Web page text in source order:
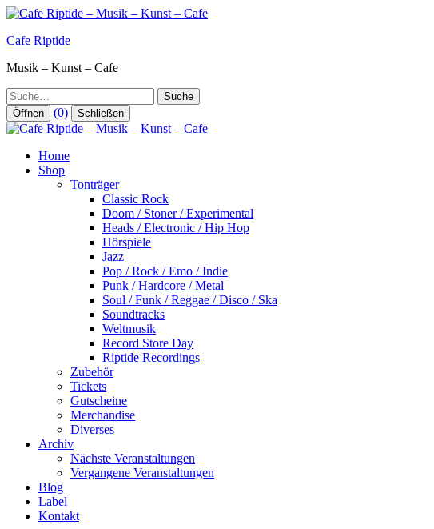
Zum
springen
Cafe Riptide
Musik – Kunst – Cafe
Suche
Öffnen (0) Schließen
Home
Shop
Tonträger
Classic Rock
Doom / Stoner / Experimental
Heads / Electronic / Hip Hop
Hörspiele
Jazz
Pop / Rock / Emo / Indie
Punk / Hardcore / Metal
Soul / Funk / Reggae / Disco / Ska
Soundtracks
Weltmusik
Record Store Day
Riptide Recordings
Zubehör
Tickets
Gutscheine
Merchandise
Diverses
Archiv
Nächste Veranstaltungen
Vergangene Veranstaltungen
Blog
Label
Kontakt